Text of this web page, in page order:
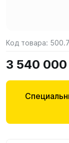
Код товара:
3 540 000